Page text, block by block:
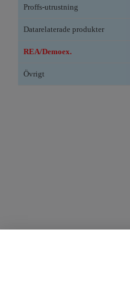
Proffs-utrustning
Datarelaterade produkter
REA/Demoex.
Övrigt